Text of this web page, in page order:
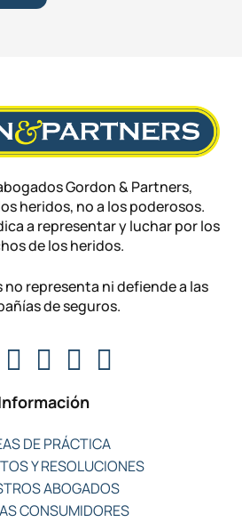
Gordon & Partners,
heridos, no a los poderosos.
a representar y luchar por los
de los heridos.
representa ni defiende a las
de seguros.
DE PRÁCTICA
Y RESOLUCIONES
ABOGADOS
CONSUMIDORES